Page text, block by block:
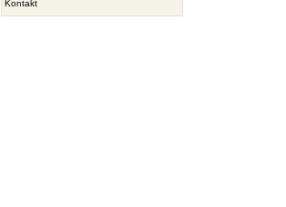
Kontakt